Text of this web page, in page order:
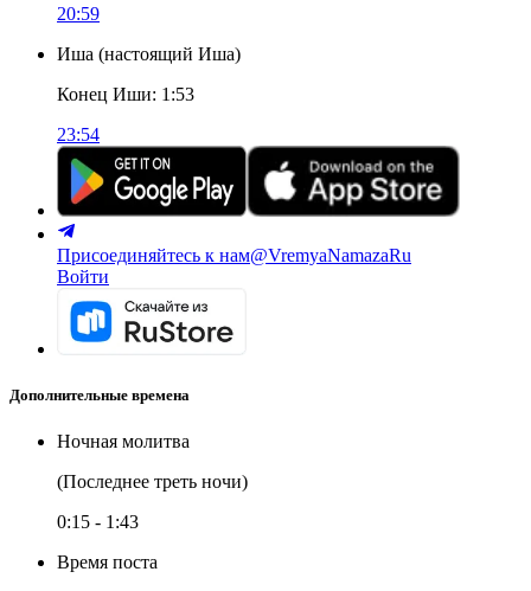
20:59
Иша (настоящий Иша)
Конец Иши: 1:53
23:54
Присоединяйтесь к нам@VremyaNamazaRu
Войти
Дополнительные времена
Ночная молитва
(Последнее треть ночи)
0:15 - 1:43
Время поста